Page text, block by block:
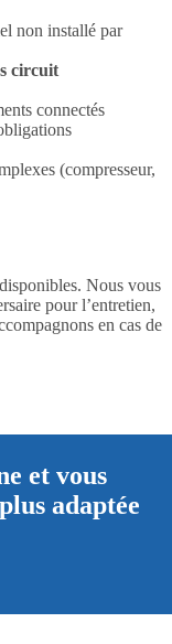
non installé par
circuit
connectés
(compresseur,
Nous vous
pour l’entretien,
en cas de
et vous
adaptée